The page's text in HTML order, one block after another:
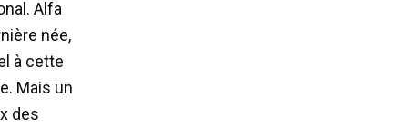
Alfa
née,
à cette
Mais un
des